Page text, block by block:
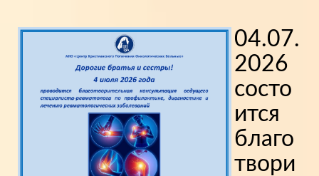
04.07.
2026
состо
ится
благо
твори